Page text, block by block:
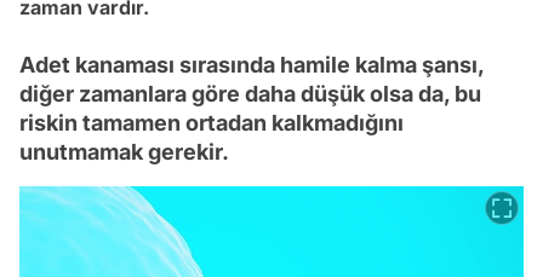
zaman vardır.
Adet kanaması sırasında hamile kalma şansı,
diğer zamanlara göre daha düşük olsa da, bu
riskin tamamen ortadan kalkmadığını
unutmamak gerekir.